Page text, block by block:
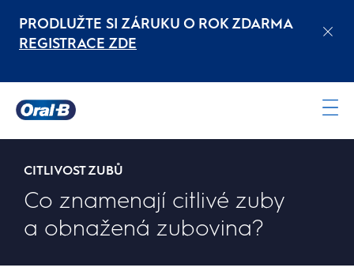
PRODLUŽTE SI ZÁRUKU O ROK ZDARMA
REGISTRACE ZDE
Domovská
stránka
CITLIVOST ZUBŮ
Co znamenají citlivé zuby
a obnažená zubovina?